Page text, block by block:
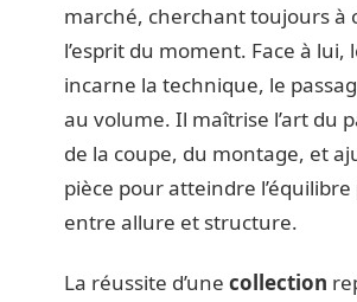
marché, cherchant toujours à
l’esprit du moment. Face à lui,
incarne la technique, le
au volume. Il maîtrise l’art du
de la coupe, du montage, et
pièce pour atteindre
entre allure et structure.
La réussite d’une collection